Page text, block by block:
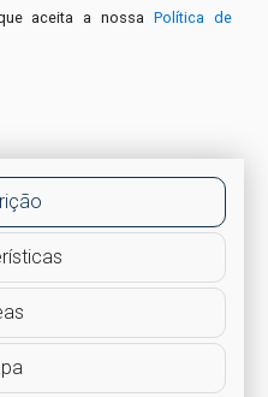
aceita a nossaPolítica de